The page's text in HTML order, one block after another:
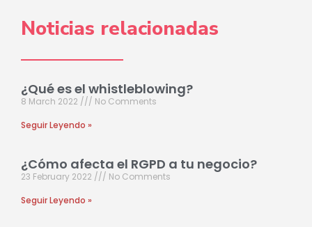
Noticias relacionadas
¿Qué es el whistleblowing?
8 March 2022
No Comments
Seguir Leyendo »
¿Cómo afecta el RGPD a tu negocio?
23 February 2022
No Comments
Seguir Leyendo »